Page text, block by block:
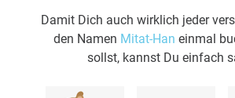
Damit Dich auch wirklich jeder
den Namen Mitat-Han einmal
sollst, kannst Du einfach